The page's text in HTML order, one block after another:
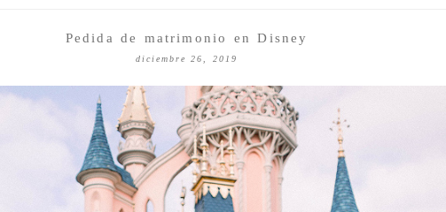
Pedida de matrimonio en Disney
diciembre 26, 2019